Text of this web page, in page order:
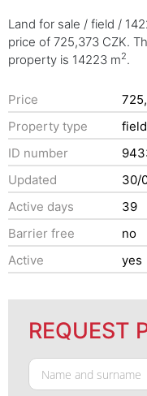
Land for sale / field /
price of 725,373 CZK.
property is 14223 m2.
Price
Property type
field
ID number
Updated
30/
Active days
39
Barrier free
no
Active
yes
REQUEST